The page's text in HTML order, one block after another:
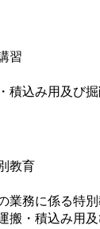
習
積込み用及び
教育
業務に係る特
搬・積込み用